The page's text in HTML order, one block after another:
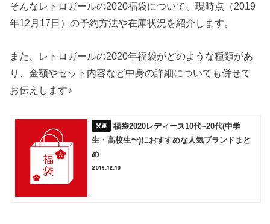
そんなレトロガールの2020福袋について、現時点（2019
年12月17日）の予約方法や在庫状況を紹介します。
また、レトロガールの2020年福袋がどのような種類があ
り、金額やセット内容など中身の詳細についても併せて
お伝えします♪
福袋2020レディース10代~20代(中学
生・高校生〜)におすすめな人気ブランドまと
め
2019.12.10